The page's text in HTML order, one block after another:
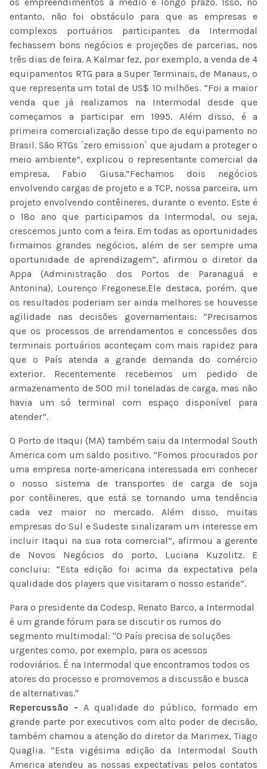
entanto, não foi obstáculo para que as empresas e
complexos portuários participantes da Intermodal
fechassem bons negócios e projeções de parcerias, nos
três dias de feira. A Kalmar fez, por exemplo, a venda de 4
equipamentos RTG para a Super Terminais, de Manaus, o
que representa um total de US$ 10 milhões. “Foi a maior
venda que já realizamos na Intermodal desde que
começamos a participar em 1995. Além disso, é a
primeira comercialização desse tipo de equipamento no
Brasil. São RTGs ´zero emission` que ajudam a proteger o
meio ambiente”, explicou o representante comercial da
empresa, Fabio Giusa.“Fechamos dois negócios
envolvendo cargas de projeto e a TCP, nossa parceira, um
projeto envolvendo contêineres, durante o evento. Este é
o 18º ano que participamos da Intermodal, ou seja,
crescemos junto com a feira. Em todas as oportunidades
firmamos grandes negócios, além de ser sempre uma
oportunidade de aprendizagem”, afirmou o diretor da
Appa (Administração dos Portos de Paranaguá e
Antonina), Lourenço Fregonese.Ele destaca, porém, que
os resultados poderiam ser ainda melhores se houvesse
agilidade nas decisões governamentais: “Precisamos
que os processos de arrendamentos e concessões dos
terminais portuários aconteçam com mais rapidez para
que o País atenda a grande demanda do comércio
exterior. Recentemente recebemos um pedido de
armazenamento de 500 mil toneladas de carga, mas não
havia um só terminal com espaço disponível para
atender”.
O Porto de Itaqui (MA) também saiu da Intermodal South
America com um saldo positivo. “Fomos procurados por
uma empresa norte-americana interessada em conhecer
o nosso sistema de transportes de carga de soja
por contêineres, que está se tornando uma tendência
cada vez maior no mercado. Além disso, muitas
empresas do Sul e Sudeste sinalizaram um interesse em
incluir Itaqui na sua rota comercial”, afirmou a gerente
de Novos Negócios do porto, Luciana Kuzolitz. E
concluiu: “Esta edição foi acima da expectativa pela
qualidade dos players que visitaram o nosso estande”.
Para o presidente da Codesp, Renato Barco, a Intermodal
é um grande fórum para se discutir os rumos do
segmento multimodal: "O País precisa de soluções
urgentes como, por exemplo, para os acessos
rodoviários. É na Intermodal que encontramos todos os
atores do processo e promovemos a discussão e busca
de alternativas."
Repercussão - A qualidade do público, formado em
grande parte por executivos com alto poder de decisão,
também chamou a atenção do diretor da Marimex, Tiago
Quaglia. “Esta vigésima edição da Intermodal South
America atendeu as nossas expectativas pelos contatos